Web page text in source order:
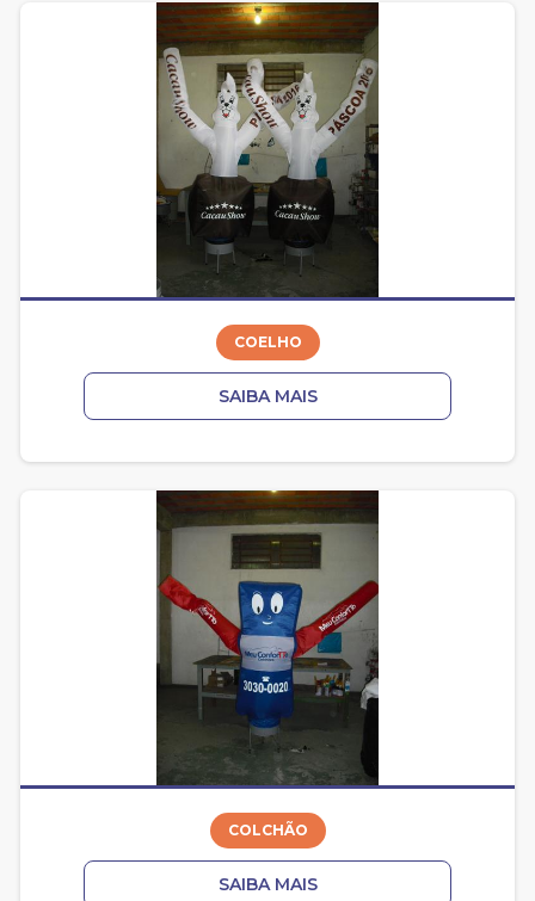
COELHO
SAIBA MAIS
COLCHÃO
SAIBA MAIS